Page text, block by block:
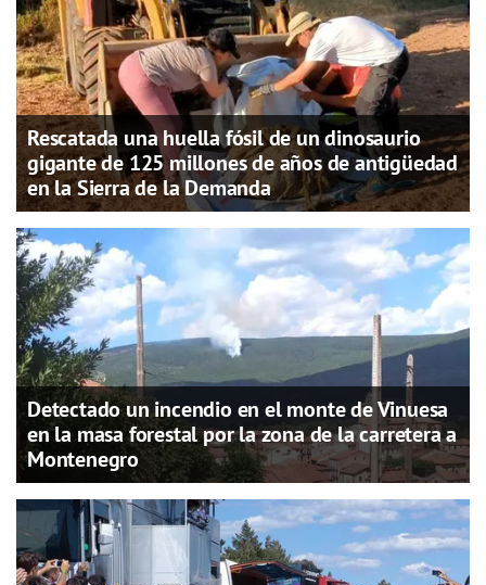
Rescatada una huella fósil de un dinosaurio
gigante de 125 millones de años de antigüedad
en la Sierra de la Demanda
Detectado un incendio en el monte de Vinuesa
en la masa forestal por la zona de la carretera a
Montenegro